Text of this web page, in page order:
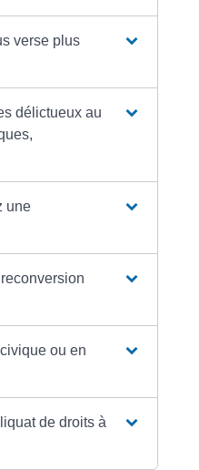
verse plus
délictueux au
une
ou en
de droits à